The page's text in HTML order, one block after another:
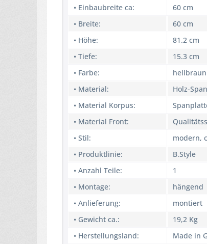
• Einbaubreite ca:
60 cm
• Breite:
60 cm
• Höhe:
81.2 cm
• Tiefe:
15.3 cm
• Farbe:
hellbraun
• Material:
Holz-
• Material Korpus:
• Material Front:
• Stil:
modern,
• Produktlinie:
B.Style
• Anzahl Teile:
1
• Montage:
hängend
• Anlieferung:
montiert
• Gewicht ca.:
19,2 Kg
• Herstellungsland:
Made in